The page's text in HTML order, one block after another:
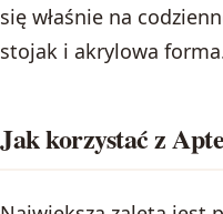
się właśnie na
stojak i akrylowa
Jak korzystać z